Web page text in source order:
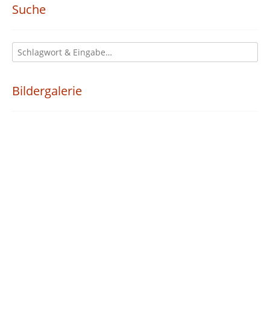
Suche
Bildergalerie